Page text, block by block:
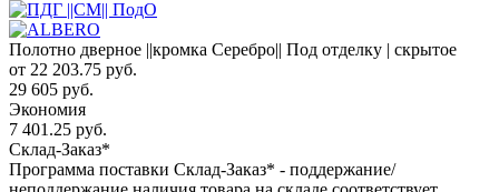
Полотно дверное ||кромка Серебро|| Под отделку | скрытое
от 22 203.75 руб.
29 605 руб.
Экономия
7 401.25 руб.
Склад-Заказ*
Программа поставки Склад-Заказ* - поддержание/